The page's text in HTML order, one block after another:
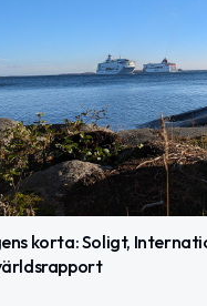
korta: Soligt,